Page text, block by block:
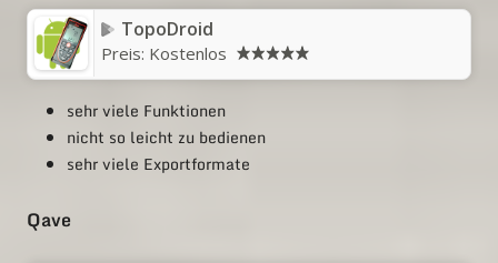
TopoDroid
Preis: Kostenlos
sehr viele Funktionen
nicht so leicht zu bedienen
sehr viele Exportformate
Qave